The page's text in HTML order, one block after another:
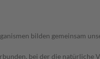
bilden gemeinsam
bei der die natürliche